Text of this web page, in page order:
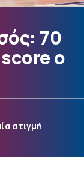
70
ο
στιγμή